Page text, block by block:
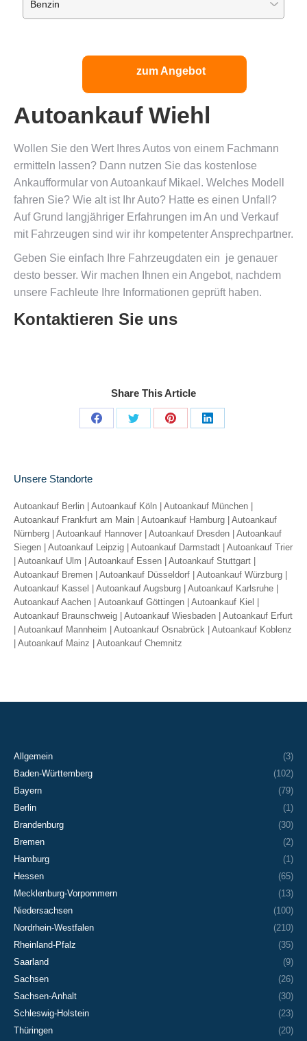
zum Angebot
Autoankauf Wiehl
Wollen Sie den Wert Ihres Autos von einem Fachmann
ermitteln lassen? Dann nutzen Sie das kostenlose
Ankaufformular von Autoankauf Mikael. Welches Modell
fahren Sie? Wie alt ist Ihr Auto? Hatte es einen Unfall?
Auf Grund langjähriger Erfahrungen im An und Verkauf
mit Fahrzeugen sind wir ihr kompetenter Ansprechpartner.
Geben Sie einfach Ihre Fahrzeugdaten ein  je genauer
desto besser. Wir machen Ihnen ein Angebot, nachdem
unsere Fachleute Ihre Informationen geprüft haben.
Kontaktieren Sie uns
Share This Article
Share
Share
Share
Share
Unsere Standorte
Autoankauf Berlin Autoankauf Köln Autoankauf München
Autoankauf Frankfurt am Main
Autoankauf Hamburg
Autoankauf
Nürnberg
Autoankauf Hannover Autoankauf Dresden
Autoankauf
Siegen
Autoankauf Leipzig Autoankauf Darmstadt
Autoankauf Trier
Autoankauf Ulm Autoankauf Essen Autoankauf Stuttgart
Autoankauf Bremen
Autoankauf Düsseldorf Autoankauf Würzburg
Autoankauf Kassel
Autoankauf Augsburg Autoankauf Karlsruhe
Autoankauf Aachen
Autoankauf Göttingen Autoankauf Kiel
Autoankauf Braunschweig
Autoankauf Wiesbaden
Autoankauf Erfurt
Autoankauf Mannheim Autoankauf Osnabrück
Autoankauf Koblenz
Autoankauf Mainz Autoankauf Chemnitz
Allgemein
(3)
Baden-Württemberg
(102)
Bayern
(79)
Berlin
(1)
Brandenburg
(30)
Bremen
(2)
Hamburg
(1)
Hessen
(65)
Mecklenburg-Vorpommern
(13)
Niedersachsen
(100)
Nordrhein-Westfalen
(210)
Rheinland-Pfalz
(35)
Saarland
(9)
Sachsen
(26)
Sachsen-Anhalt
(30)
Schleswig-Holstein
(23)
Thüringen
(20)